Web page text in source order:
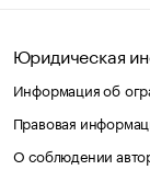
Юридическая
Информация об
Правовая
О соблюдении